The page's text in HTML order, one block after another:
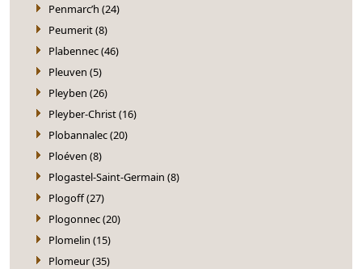
Penmarc’h (24)
Peumerit (8)
Plabennec (46)
Pleuven (5)
Pleyben (26)
Pleyber-Christ (16)
Plobannalec (20)
Ploéven (8)
Plogastel-Saint-Germain (8)
Plogoff (27)
Plogonnec (20)
Plomelin (15)
Plomeur (35)